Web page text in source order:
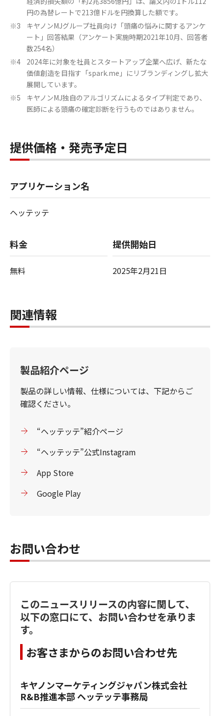
円の為替レートで213億ドルを円換算した額です。
※3
キヤノンMJグループ社員向け「頭痛の悩みに関するアンケ
ート」回答結果（アンケート実施時期2021年10月、回答者
数254名）
※4
2024年に対象を社員とスタートアップ企業へ広げ、新たな
価値創造を目指す「spark.me」にリブランディングし拡大
展開しています。
※5
キヤノンMJ独自のアルゴリズムによるタイプ判定であり、
医師による頭痛の確定診断を行うものではありません。
提供価格・発売予定日
アプリケーション名
ヘッテッテ
料金
無料
提供開始日
2025年2月21日
関連情報
製品紹介ページ
製品の詳しい情報、仕様については、下記からご
確認ください。
“ヘッテッテ”紹介ページ
“ヘッテッテ”公式Instagram
App Store
Google Play
お問い合わせ
このニュースリリースの内容に関して、
以下の窓口にて、お問い合わせを承りま
す。
お客さまからのお問い合わせ先
キヤノンマーケティングジャパン株式会社
R&B推進本部 ヘッテッテ事務局